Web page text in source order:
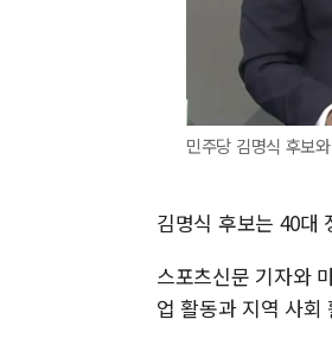
민주당 김명식 후보
김명식 후보는 40대
스포츠신문 기자와
업 활동과 지역 사회